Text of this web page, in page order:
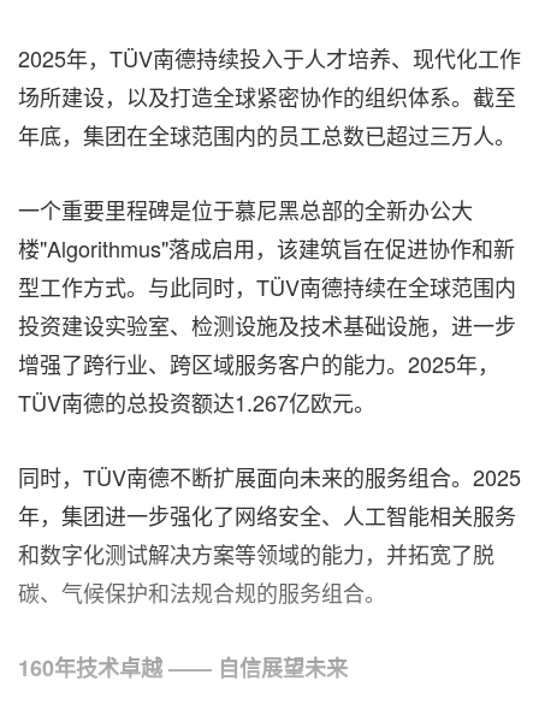
2025年，TÜV南德持续投入于人才培养、现代化工作
场所建设，以及打造全球紧密协作的组织体系。截至
年底，集团在全球范围内的员工总数已超过三万人。
一个重要里程碑是位于慕尼黑总部的全新办公大
楼"Algorithmus"落成启用，该建筑旨在促进协作和新
型工作方式。与此同时，TÜV南德持续在全球范围内
投资建设实验室、检测设施及技术基础设施，进一步
增强了跨行业、跨区域服务客户的能力。2025年，
TÜV南德的总投资额达1.267亿欧元。
同时，TÜV南德不断扩展面向未来的服务组合。2025
年，集团进一步强化了网络安全、人工智能相关服务
和数字化测试解决方案等领域的能力，并拓宽了脱
碳、气候保护和法规合规的服务组合。
160年技术卓越—— 自信展望未来